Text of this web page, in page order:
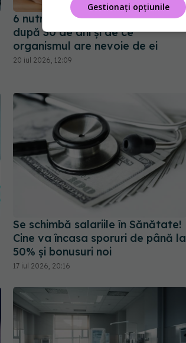
6 nutrienți pe care îi ignorăm
după 30 de ani și de ce
organismul are nevoie de ei
20 iul 2026, 12:09
Se schimbă salariile în Sănătate!
Cine va încasa sporuri de până la
50% și bonusuri noi
17 iul 2026, 20:16
Gestionați opțiunile